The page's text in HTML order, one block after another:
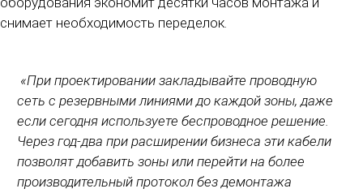
снимает необходимость переделок.
«При проектировании закладывайте проводную
сеть с резервными линиями до каждой зоны, даже
если сегодня используете беспроводное решение.
Через год-два при расширении бизнеса эти кабели
позволят добавить зоны или перейти на более
производительный протокол без демонтажа